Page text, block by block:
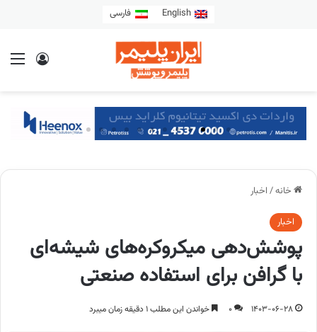
English فارسی
خانه/ اخبار
اخبار
پوشش‌دهی میکروکره‌های شیشه‌ای
با گرافن برای استفاده صنعتی
1403-06-28
0 خواندن این مطلب 1 دقیقه زمان میبرد